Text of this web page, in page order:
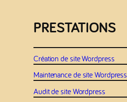
PRESTATIONS
Création de site Wordpress
Maintenance de site Wordpress
Audit de site Wordpress